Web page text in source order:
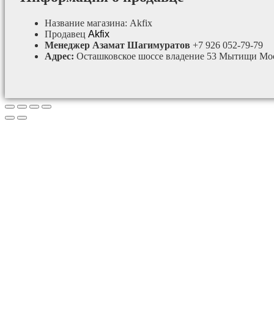
Название магазина: Akfix
Продавец Akfix
Менеджер Азамат Шагимуратов +7 926 052-79-79
Адрес: Осташковское шоссе владение 53 Мытищи